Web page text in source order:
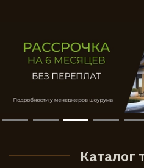
Каталог